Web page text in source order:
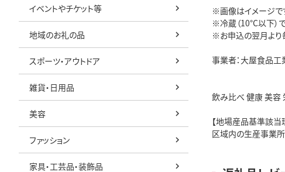
イベントやチケット等
地域のお礼の品
スポーツ・アウトドア
雑貨・日用品
美容
ファッション
家具・工芸品・装飾品
※画像はイメージで
※冷蔵（10°C以下）
※お申込の翌月より
事業者：大屋食品工
飲み比べ 健康 美容
【地場産品基準該当
区域内の生産事業所